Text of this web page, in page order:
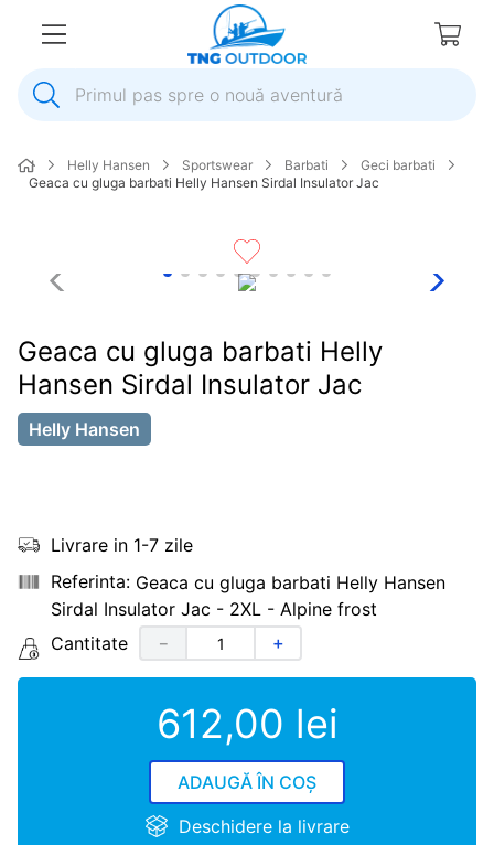
Primul pas spre o nouă aventură
2.
elice
plumb
7 .
8.
mulineta
9.
ancora
Helly Hansen Sportswear Barbati
Geci barbati
Geaca cu gluga barbati Helly Hansen Sirdal Insulator Jac
Geaca cu gluga barbati Helly
Hansen Sirdal Insulator Jac
Helly Hansen
Livrare in 1-7 zile
Geaca cu gluga barbati Helly Hansen
Sirdal Insulator Jac - 2XL - Alpine frost
Cantitate
＋
－
612,00 lei
ADAUGĂ ÎN COȘ
Deschidere la livrare